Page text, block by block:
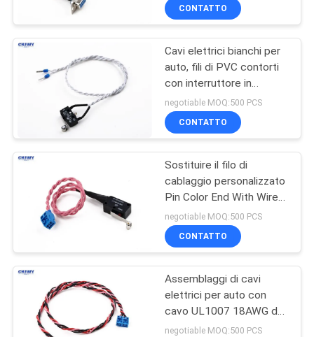
PRIVACY
POLICY
Connettore della
morsettiera
63
Fabbricazione di
apparecchi per la
trasmissione di
energia elettrica
12
CONTATTO
Cavi elettrici bianchi per
auto, fili di PVC contorti
con interruttore in
miniatura
negotiable MOQ:500 PCS
CONTATTO
Sostituire il filo di
cablaggio personalizzato
Pin Color End With Wire
Pin Terminal Durable
negotiable MOQ:500 PCS
CONTATTO
Assemblaggi di cavi
elettrici per auto con
cavo UL1007 18AWG da
3,81 mm 2 pin
negotiable MOQ:500 PCS